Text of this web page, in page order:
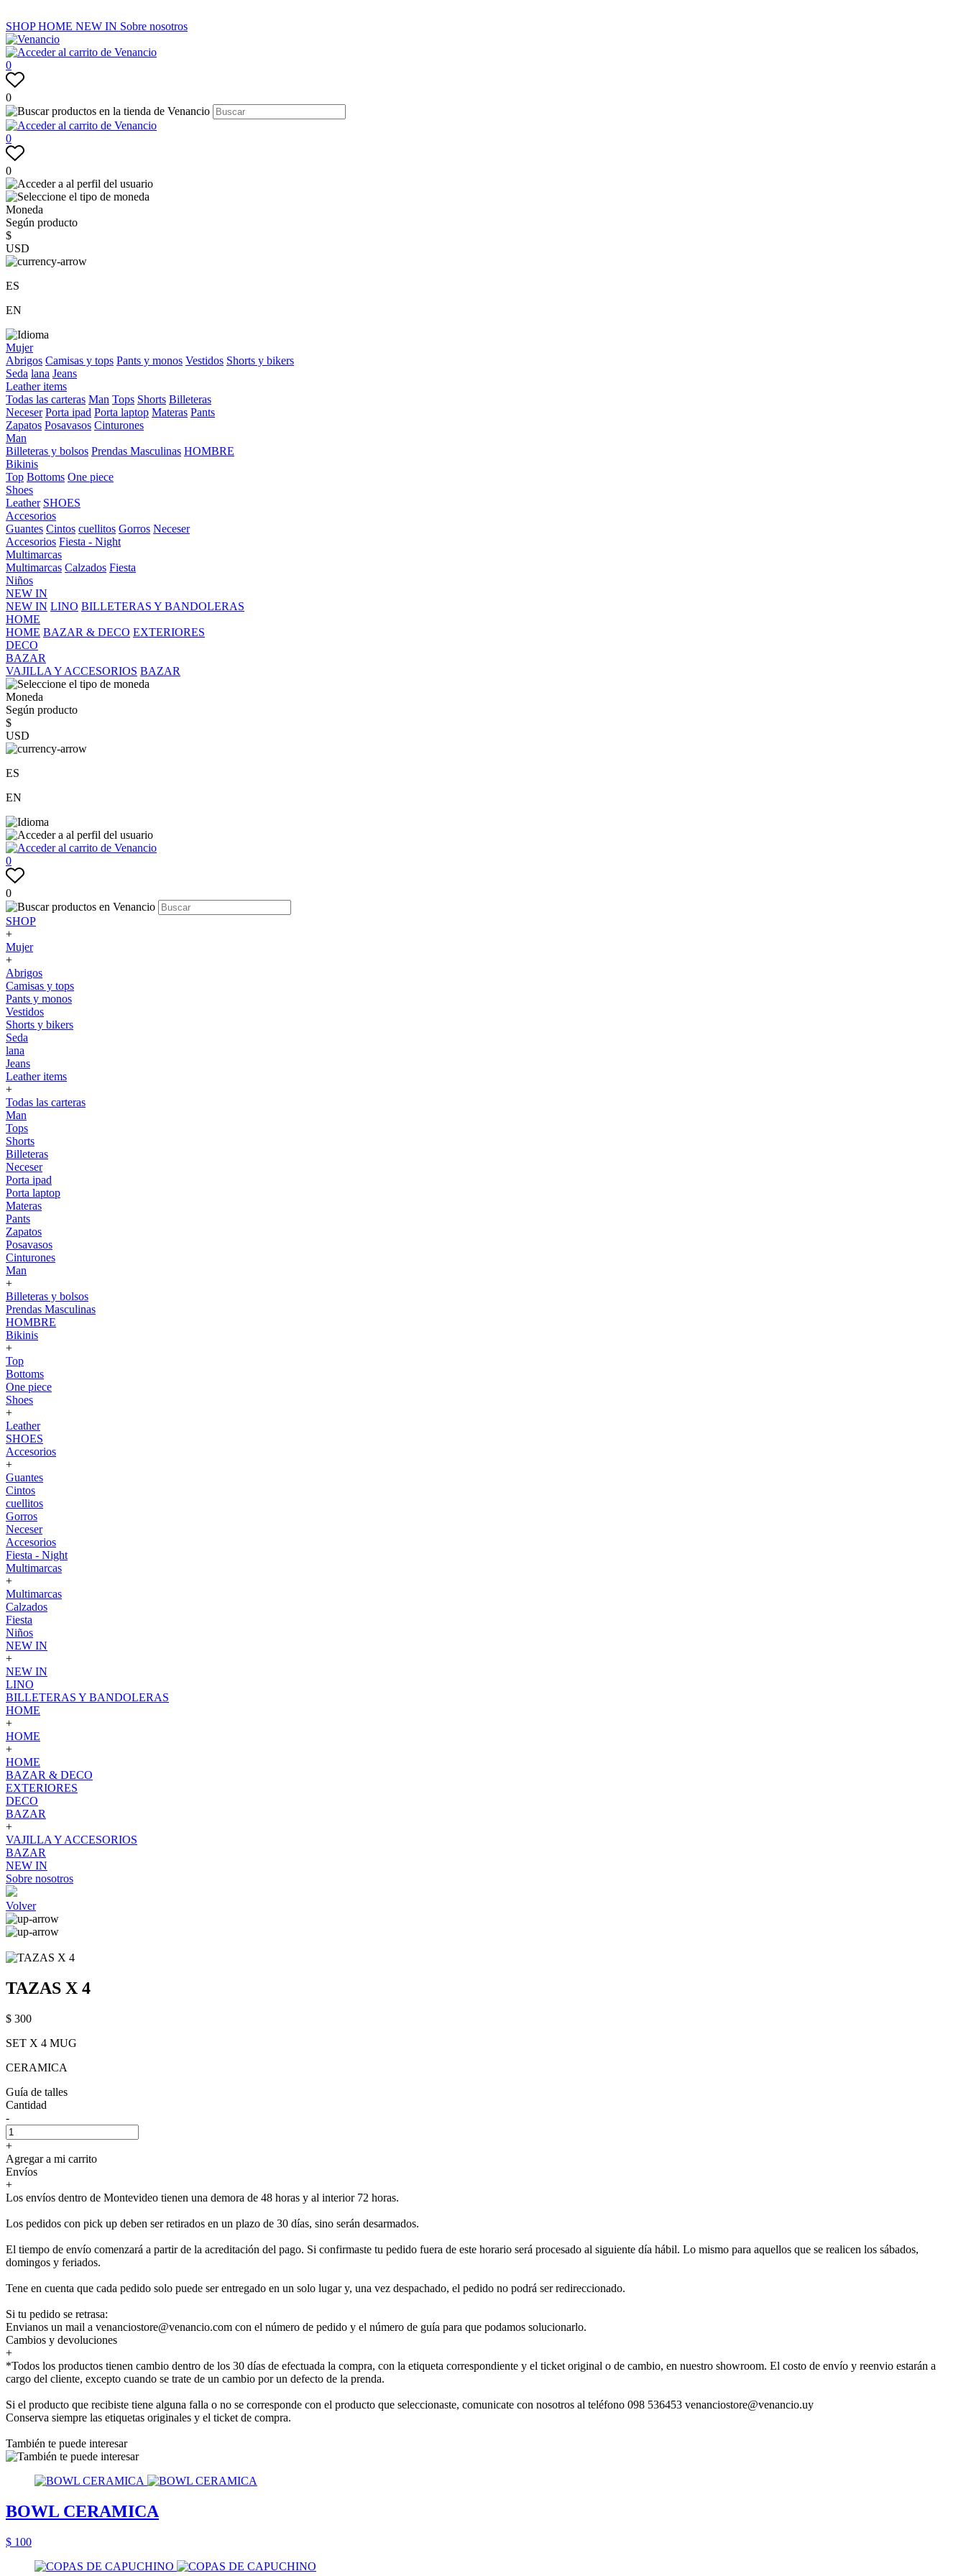
SHOPHOME NEW IN Sobre nosotros
0
0
0
0
Moneda
Según producto
$
USD
ES
EN
Mujer
Abrigos Camisas y tops Pants y monos Vestidos Shorts y bikers
Seda lana Jeans
Leather items
Todas las carteras Man Tops Shorts Billeteras
Neceser Porta ipad Porta laptop Materas Pants
Zapatos Posavasos Cinturones
Man
Billeteras y bolsos Prendas Masculinas HOMBRE
Bikinis
Top Bottoms One piece
Shoes
Leather SHOES
Accesorios
Guantes Cintos cuellitos Gorros Neceser
Accesorios Fiesta - Night
Multimarcas
Multimarcas Calzados Fiesta
Niños
NEW IN
NEW IN LINO BILLETERAS Y BANDOLERAS
HOME
HOME BAZAR & DECO EXTERIORES
DECO
BAZAR
VAJILLA Y ACCESORIOS BAZAR
Moneda
Según producto
$
USD
ES
EN
0
0
SHOP
+
Mujer
+
Abrigos
Camisas y tops
Pants y monos
Vestidos
Shorts y bikers
Seda
lana
Jeans
Leather items
+
Todas las carteras
Man
Tops
Shorts
Billeteras
Neceser
Porta ipad
Porta laptop
Materas
Pants
Zapatos
Posavasos
Cinturones
Man
+
Billeteras y bolsos
Prendas Masculinas
HOMBRE
Bikinis
+
Top
Bottoms
One piece
Shoes
+
Leather
SHOES
Accesorios
+
Guantes
Cintos
cuellitos
Gorros
Neceser
Accesorios
Fiesta - Night
Multimarcas
+
Multimarcas
Calzados
Fiesta
Niños
NEW IN
+
NEW IN
LINO
BILLETERAS Y BANDOLERAS
HOME
+
HOME
+
HOME
BAZAR & DECO
EXTERIORES
DECO
BAZAR
+
VAJILLA Y ACCESORIOS
BAZAR
NEW IN
Sobre nosotros
Volver
TAZAS X 4
$ 300
SET X 4 MUG
CERAMICA
Guía de talles
Cantidad
-
+
Agregar a mi carrito
Envíos
+
Los envíos dentro de Montevideo tienen una demora de 48 horas y al interior 72 horas.
Los pedidos con pick up deben ser retirados en un plazo de 30 días, sino serán desarmados.
El tiempo de envío comenzará a partir de la acreditación del pago. Si confirmaste tu pedido fuera de este horario será procesado al siguiente día hábil. Lo mismo para aquellos que se realicen los sábados,
domingos y feriados.
Tene en cuenta que cada pedido solo puede ser entregado en un solo lugar y, una vez despachado, el pedido no podrá ser redireccionado.
Si tu pedido se retrasa:
Envianos un mail a venanciostore@venancio.com con el número de pedido y el número de guía para que podamos solucionarlo.
Cambios y devoluciones
+
*Todos los productos tienen cambio dentro de los 30 días de efectuada la compra, con la etiqueta correspondiente y el ticket original o de cambio, en nuestro showroom. El costo de envío y reenvio estarán a
cargo del cliente, excepto cuando se trate de un cambio por un defecto de la prenda.
Si el producto que recibiste tiene alguna falla o no se corresponde con el producto que seleccionaste, comunicate con nosotros al teléfono 098 536453 venanciostore@venancio.uy
Conserva siempre las etiquetas originales y el ticket de compra.
También te puede interesar
BOWL CERAMICA
$ 100